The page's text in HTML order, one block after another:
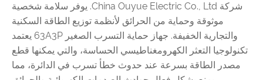
شركة China Ouyue Electric Co., Ltd. يوفر سلامة شخصية
موثوقة وحماية من الحرائق لأنظمة توزيع الطاقة السكنية
والتجارية الخفيفة. جهاز حماية التسرب الصغير 63A3P يعتمد
تكنولوجيا التعثر الكهرومغناطيسي الحساسة، والتي يمكنها قطع
مصدر الطاقة بسرعة عند حدوث خطأ تسرب في الدائرة، مما